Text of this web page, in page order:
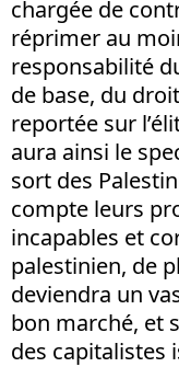
chargée de
réprimer au
responsabilité
de base, du
reportée sur
aura ainsi le
sort des
compte leurs
incapables et
palestinien, de
deviendra un
bon marché, et
des capitalistes